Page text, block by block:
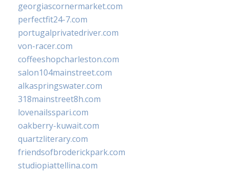
georgiascornermarket.com
perfectfit24-7.com
portugalprivatedriver.com
von-racer.com
coffeeshopcharleston.com
salon104mainstreet.com
alkaspringswater.com
318mainstreet8h.com
lovenailsspari.com
oakberry-kuwait.com
quartzliterary.com
friendsofbroderickpark.com
studiopiattellina.com